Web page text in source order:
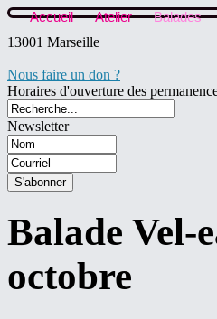
Accueil Atelier Balades
13001 Marseille
Nous faire un don ?
Horaires d'ouverture des
Newsletter
Balade Vel-
octobre